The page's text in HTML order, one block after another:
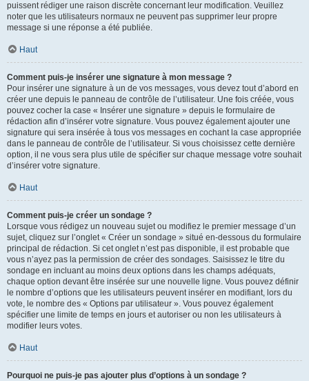
puissent rédiger une raison discrète concernant leur modification. Veuillez
noter que les utilisateurs normaux ne peuvent pas supprimer leur propre
message si une réponse a été publiée.
Haut
Comment puis-je insérer une signature à mon message ?
Pour insérer une signature à un de vos messages, vous devez tout d’abord en
créer une depuis le panneau de contrôle de l’utilisateur. Une fois créée, vous
pouvez cocher la case « Insérer une signature » depuis le formulaire de
rédaction afin d’insérer votre signature. Vous pouvez également ajouter une
signature qui sera insérée à tous vos messages en cochant la case appropriée
dans le panneau de contrôle de l’utilisateur. Si vous choisissez cette dernière
option, il ne vous sera plus utile de spécifier sur chaque message votre souhait
d’insérer votre signature.
Haut
Comment puis-je créer un sondage ?
Lorsque vous rédigez un nouveau sujet ou modifiez le premier message d’un
sujet, cliquez sur l’onglet « Créer un sondage » situé en-dessous du formulaire
principal de rédaction. Si cet onglet n’est pas disponible, il est probable que
vous n’ayez pas la permission de créer des sondages. Saisissez le titre du
sondage en incluant au moins deux options dans les champs adéquats,
chaque option devant être insérée sur une nouvelle ligne. Vous pouvez définir
le nombre d’options que les utilisateurs peuvent insérer en modifiant, lors du
vote, le nombre des « Options par utilisateur ». Vous pouvez également
spécifier une limite de temps en jours et autoriser ou non les utilisateurs à
modifier leurs votes.
Haut
Pourquoi ne puis-je pas ajouter plus d’options à un sondage ?